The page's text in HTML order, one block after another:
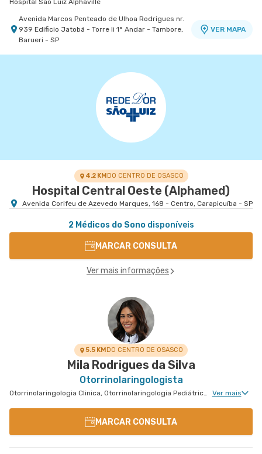
Hospital São Luiz Alphaville
Avenida Marcos Penteado de Ulhoa Rodrigues nr.
939 Edificio Jatobá - Torre Ii 1° Andar - Tambore,
Barueri - SP
VER MAPA
4.2 KMDO CENTRO DE OSASCO
Hospital Central Oeste (Alphamed)
Avenida Corifeu de Azevedo Marques, 168 - Centro, Carapicuíba - SP
2 Médicos do Sonodisponíveis
MARCAR CONSULTA
Ver mais informações
5.5 KMDO CENTRO DE OSASCO
Mila Rodrigues da Silva
Otorrinolaringologista
Otorrinolaringologia Clinica, Otorrinolaringologia Pediátrica, Medicina do Sono Clinica Ver mais
MARCAR CONSULTA